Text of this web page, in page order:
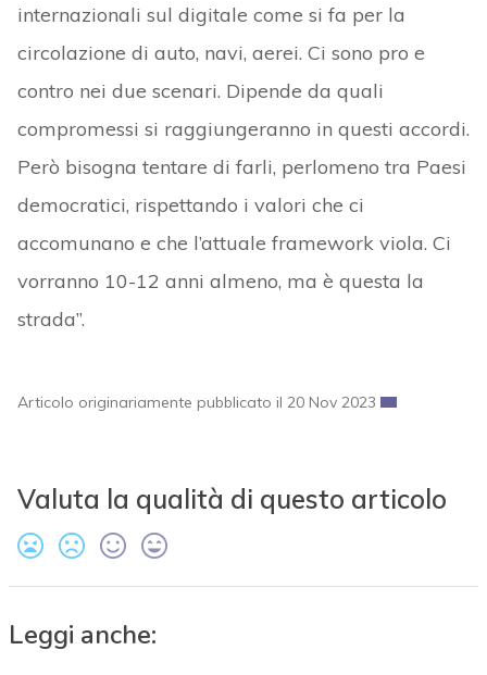
internazionali sul digitale come si fa per la
circolazione di auto, navi, aerei. Ci sono pro e
contro nei due scenari. Dipende da quali
compromessi si raggiungeranno in questi accordi.
Però bisogna tentare di farli, perlomeno tra Paesi
democratici, rispettando i valori che ci
accomunano e che l’attuale framework viola. Ci
vorranno 10-12 anni almeno, ma è questa la
strada”.
Articolo originariamente pubblicato il 20 Nov 2023
Valuta la qualità di questo articolo
Leggi anche: